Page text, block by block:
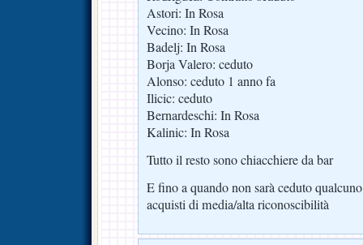
Astori: In Rosa
Vecino: In Rosa
Badelj: In Rosa
Borja Valero: ceduto
Alonso: ceduto 1 anno fa
Ilicic: ceduto
Bernardeschi: In Rosa
Kalinic: In Rosa
Tutto il resto sono chiacchiere da bar
E fino a quando non sarà ceduto
acquisti di media/alta riconoscibilità